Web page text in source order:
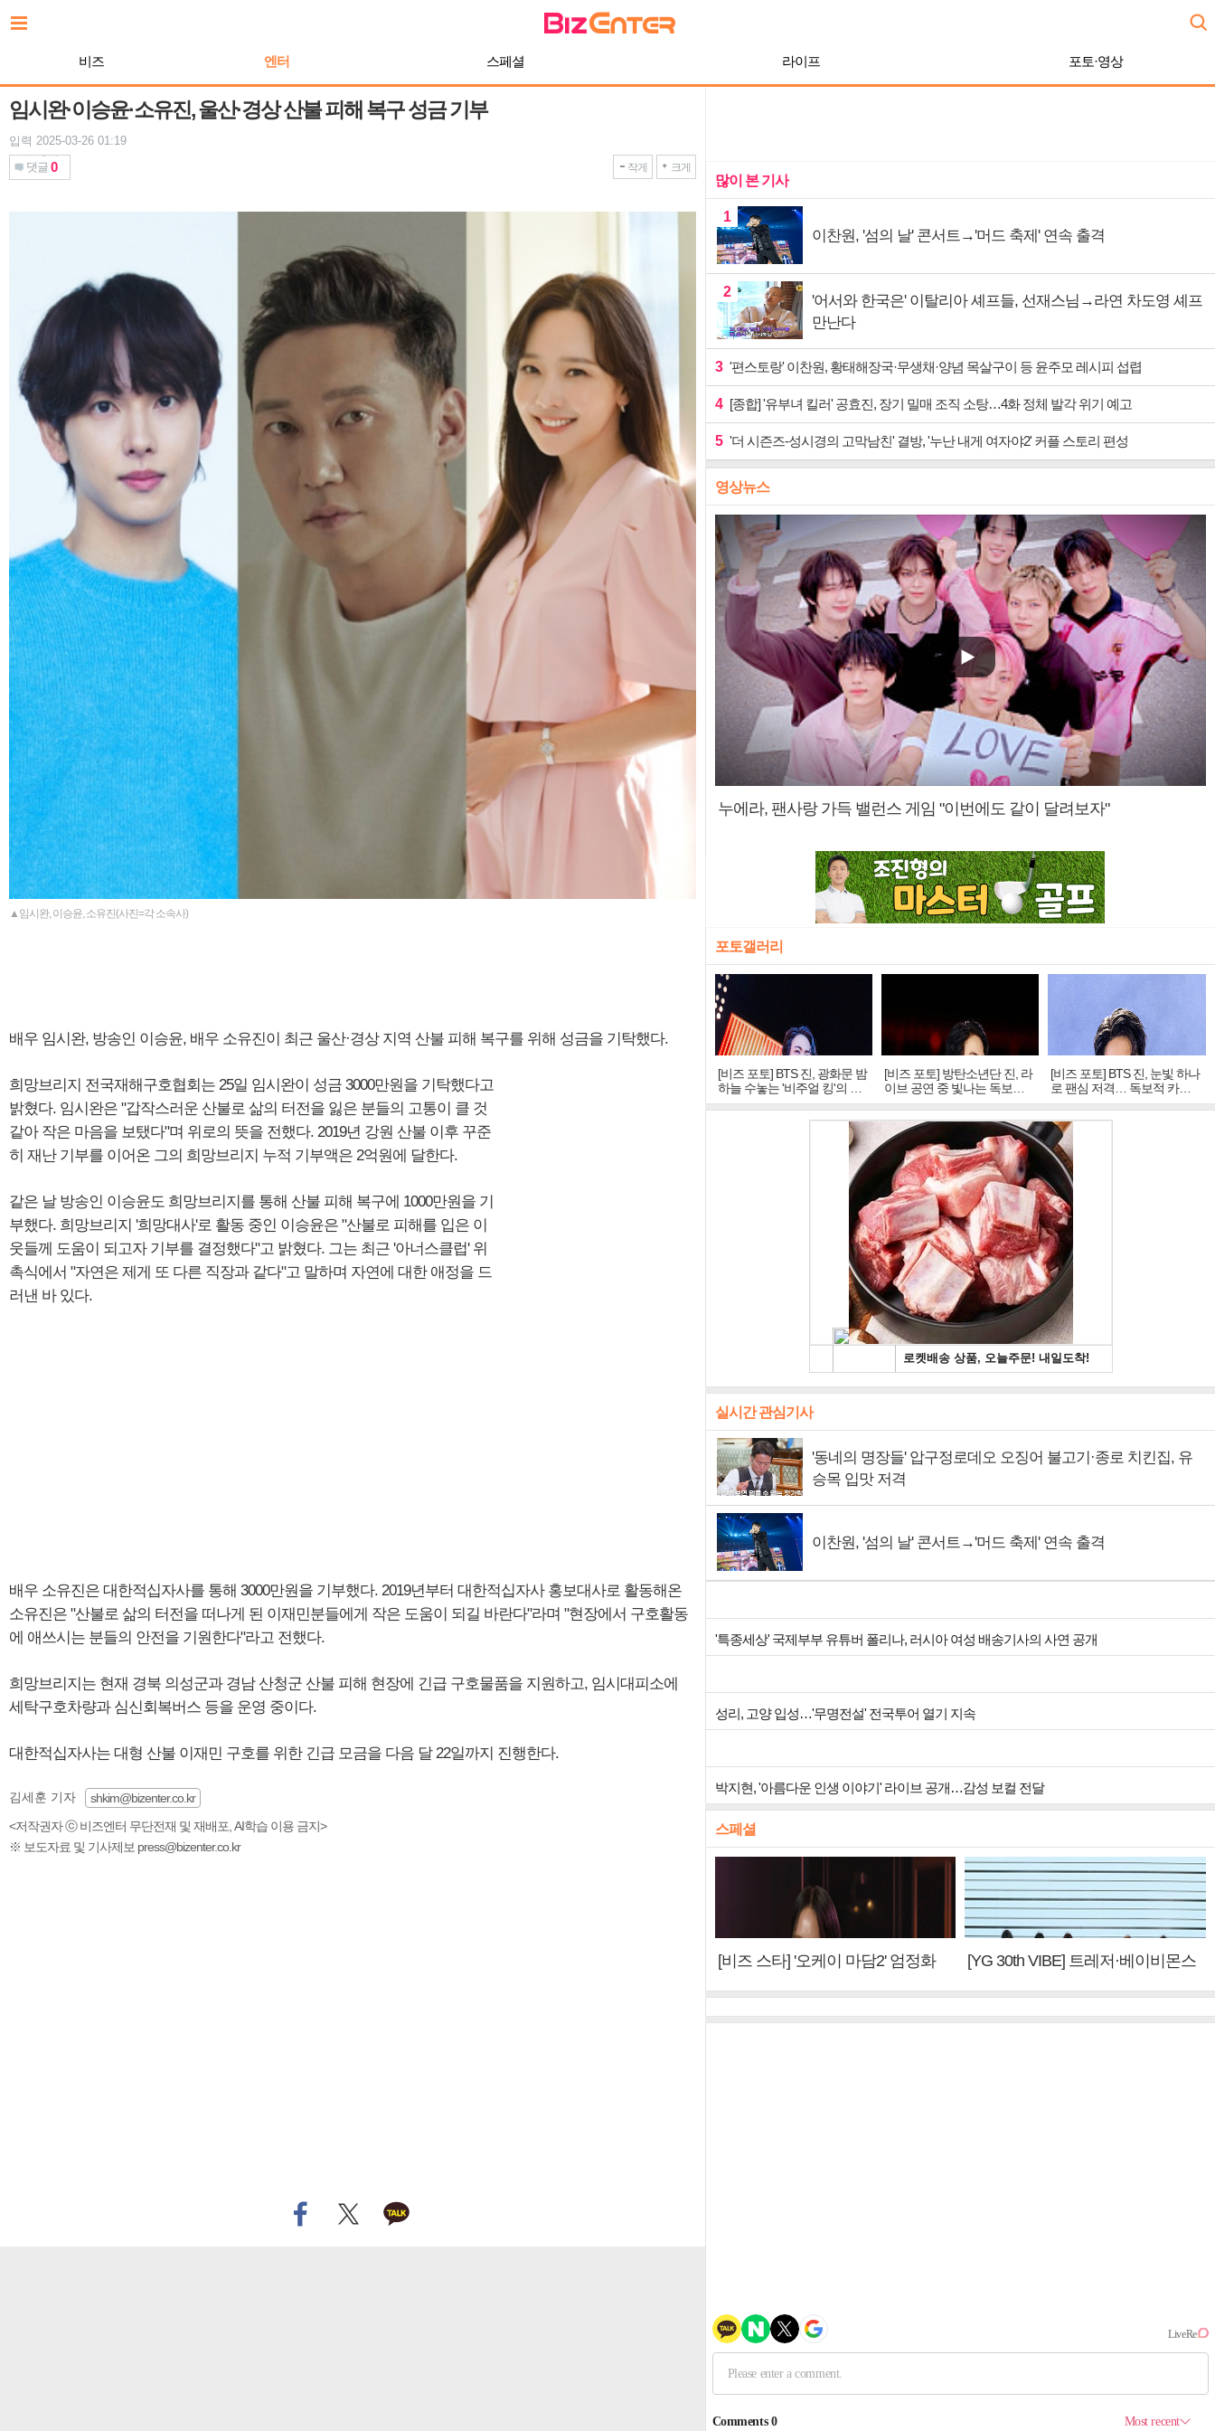
문
비즈 엔터 스페셜 라이프 포토·영상
임시완·이승윤·소유진, 울산·경상 산불 피해 복구 성금 기부
입력 2025-03-26 01:19
댓글 0 작게 크게
▲임시완, 이승윤, 소유진(사진=각 소속사)
배우 임시완, 방송인 이승윤, 배우 소유진이 최근 울산·경상 지역 산불 피해 복구를 위해 성금을 기탁했다.
희망브리지 전국재해구호협회는 25일 임시완이 성금 3000만원을 기탁했다고
밝혔다. 임시완은 "갑작스러운 산불로 삶의 터전을 잃은 분들의 고통이 클 것
같아 작은 마음을 보탰다"며 위로의 뜻을 전했다. 2019년 강원 산불 이후 꾸준
히 재난 기부를 이어온 그의 희망브리지 누적 기부액은 2억원에 달한다.
같은 날 방송인 이승윤도 희망브리지를 통해 산불 피해 복구에 1000만원을 기
부했다. 희망브리지 '희망대사'로 활동 중인 이승윤은 "산불로 피해를 입은 이
웃들께 도움이 되고자 기부를 결정했다"고 밝혔다. 그는 최근 '아너스클럽' 위
촉식에서 "자연은 제게 또 다른 직장과 같다"고 말하며 자연에 대한 애정을 드
러낸 바 있다.
배우 소유진은 대한적십자사를 통해 3000만원을 기부했다. 2019년부터 대한적십자사 홍보대사로 활동해온
소유진은 "산불로 삶의 터전을 떠나게 된 이재민분들에게 작은 도움이 되길 바란다"라며 "현장에서 구호활동
에 애쓰시는 분들의 안전을 기원한다"라고 전했다.
희망브리지는 현재 경북 의성군과 경남 산청군 산불 피해 현장에 긴급 구호물품을 지원하고, 임시대피소에
세탁구호차량과 심신회복버스 등을 운영 중이다.
대한적십자사는 대형 산불 이재민 구호를 위한 긴급 모금을 다음 달 22일까지 진행한다.
김세훈 기자
shkim@bizenter.co.kr
<저작권자 ⓒ 비즈엔터 무단전재 및 재배포, AI학습 이용 금지>
※ 보도자료 및 기사제보 press@bizenter.co.kr
많이 본 기사
1
이찬원, '섬의 날' 콘서트→'머드 축제' 연속 출격
2
'어서와 한국은' 이탈리아 셰프들, 선재스님→라연 차도영 셰프
만난다
3 '편스토랑' 이찬원, 황태해장국·무생채·양념 목살구이 등 윤주모 레시피 섭렵
4 [종합] '유부녀 킬러' 공효진, 장기 밀매 조직 소탕…4화 정체 발각 위기 예고
5 '더 시즌즈-성시경의 고막남친' 결방, '누난 내게 여자야2' 커플 스토리 편성
영상뉴스
누에라, 팬사랑 가득 밸런스 게임 "이번에도 같이 달려보자"
포토갤러리
[비즈 포토] BTS 진, 광화문 밤
하늘 수놓는 '비주얼 킹'의 열
창
[비즈 포토] 방탄소년단 진, 라
이브 공연 중 빛나는 독보적
아우라
[비즈 포토] BTS 진, 눈빛 하나
로 팬심 저격… 독보적 카리
스마
실시간 관심기사
'동네의 명장들' 압구정로데오 오징어 불고기·종로 치킨집, 유
승목 입맛 저격
이찬원, '섬의 날' 콘서트→'머드 축제' 연속 출격
'특종세상' 국제부부 유튜버 폴리나, 러시아 여성 배송기사의 사연 공개
성리, 고양 입성…'무명전설' 전국투어 열기 지속
박지현, '아름다운 인생 이야기' 라이브 공개…감성 보컬 전달
스페셜
[비즈 스타] '오케이 마담2' 엄정화
[YG 30th VIBE] 트레저·베이비몬스